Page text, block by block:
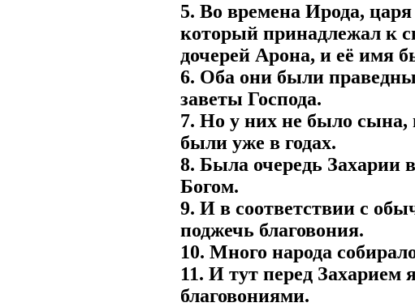
5. Во времена Ирода,
который принадлежал к
дочерей Арона, и её имя
6. Оба они были
заветы Господа.
7. Но у них не было сына,
были уже в годах.
8. Была очередь Захарии
Богом.
9. И в соответствии с
поджечь благовония.
10. Много народа
11. И тут перед Захарием
благовониями.